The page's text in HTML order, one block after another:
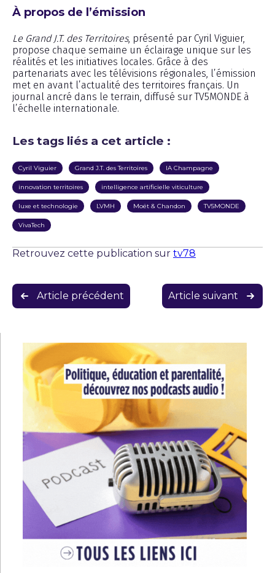
À propos de l’émission
Le Grand J.T. des Territoires, présenté par Cyril Viguier,
propose chaque semaine un éclairage unique sur les
réalités et les initiatives locales. Grâce à des
partenariats avec les télévisions régionales, l’émission
met en avant l’actualité des territoires français. Un
journal ancré dans le terrain, diffusé sur TV5MONDE à
l’échelle internationale.
Les tags liés a cet article :
Cyril Viguier Grand J.T. des Territoires IA Champagne
innovation territoires intelligence artificielle viticulture
luxe et technologie LVMH Moët & Chandon TV5MONDE
VivaTech
Retrouvez cette publication sur tv78
Navigation
de
Article précédent Article suivant